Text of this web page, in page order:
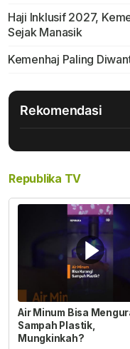
Haji Inklusif 2027,
Sejak Manasik
Kemenhaj Paling
Rekomendasi
Republika TV
Air Minum Bisa
Sampah Plastik,
Mungkinkah?